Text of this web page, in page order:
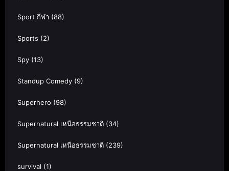
Sport กีฬา (88)
Sports (2)
Spy (13)
Standup Comedy (9)
Superhero (98)
Supernatural เหนือธรรมชาติ (34)
Supernatural เหนือธรรมชาติ (239)
survival (1)